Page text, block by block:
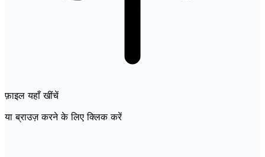
फ़ाइल यहाँ खींचें
या ब्राउज़ करने के लिए क्लिक करें